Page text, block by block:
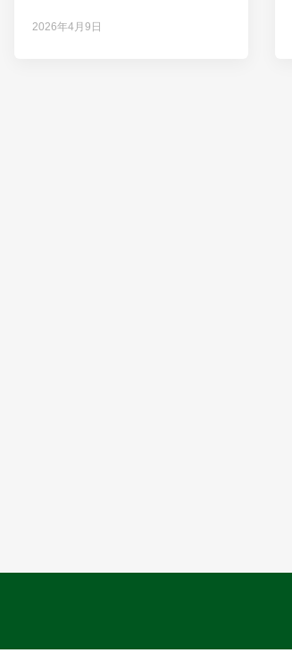
2026年4月9日